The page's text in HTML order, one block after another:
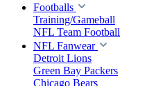
Footballs
Training/Gameball
NFL Team Football
NFL Fanwear
Detroit Lions
Green Bay Packers
Chicago Bears